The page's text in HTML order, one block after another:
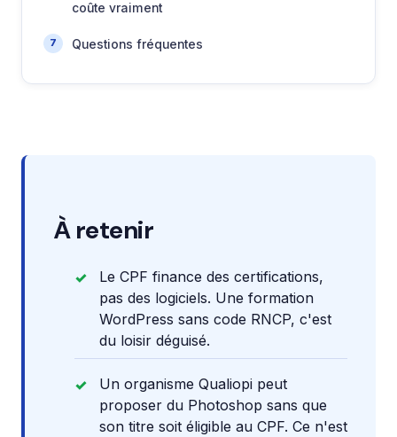
coûte vraiment
Questions fréquentes
À retenir
Le CPF finance des certifications,
pas des logiciels. Une formation
WordPress sans code RNCP, c'est
du loisir déguisé.
Un organisme Qualiopi peut
proposer du Photoshop sans que
son titre soit éligible au CPF. Ce n'est